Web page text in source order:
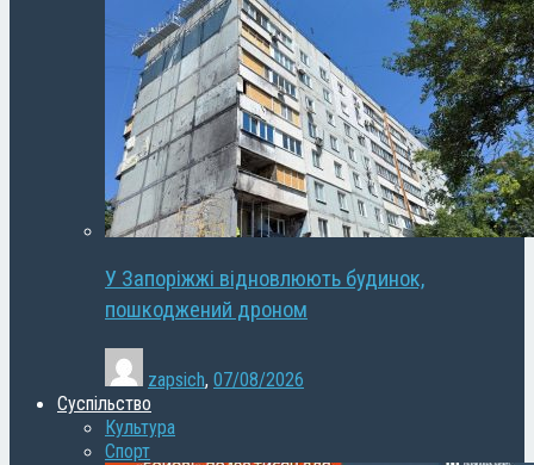
У Запоріжжі відновлюють будинок,
пошкоджений дроном
zapsich, 07/08/2026
Суспільство
Культура
Спорт